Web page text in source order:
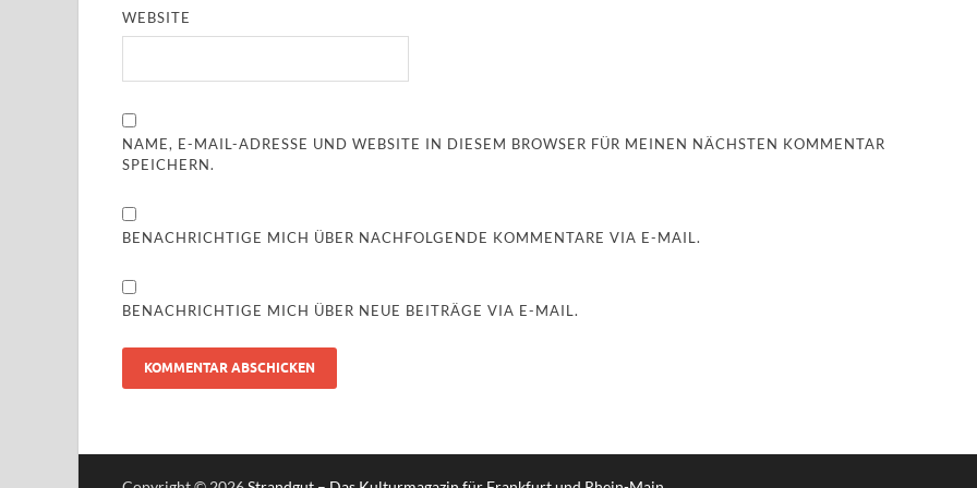
WEBSITE
NAME, E-MAIL-ADRESSE UND WEBSITE IN DIESEM BROWSER FÜR MEINEN NÄCHSTEN KOMMENTAR
SPEICHERN.
BENACHRICHTIGE MICH ÜBER NACHFOLGENDE KOMMENTARE VIA E-MAIL.
BENACHRICHTIGE MICH ÜBER NEUE BEITRÄGE VIA E-MAIL.